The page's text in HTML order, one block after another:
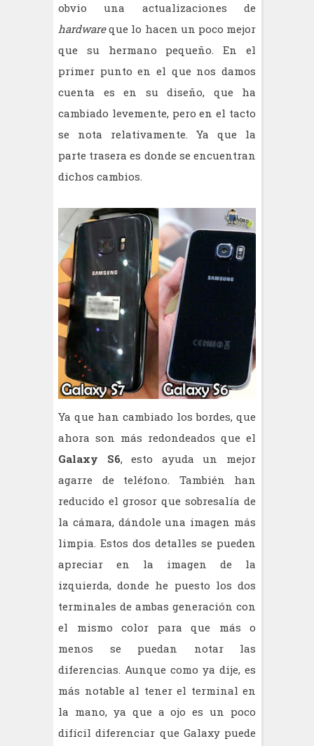
obvio una actualizaciones de
hardwareque lo hacen un poco mejor
que su hermano pequeño. En el
primer punto en el que nos damos
cuenta es en su diseño, que ha
cambiado levemente, pero en el tacto
se nota relativamente. Ya que la
parte trasera es donde se encuentran
dichos cambios.
Ya que han cambiado los bordes, que
ahora son más redondeados que el
Galaxy S6, esto ayuda un mejor
agarre de teléfono. También han
reducido el grosor que sobresalía de
la cámara, dándole una imagen más
limpia. Estos dos detalles se pueden
apreciar en la imagen de la
izquierda, donde he puesto los dos
terminales de ambas generación con
el mismo color para que más o
menos se puedan notar las
diferencias. Aunque como ya dije, es
más notable al tener el terminal en
la mano, ya que a ojo es un poco
difícil diferenciar que Galaxy puede